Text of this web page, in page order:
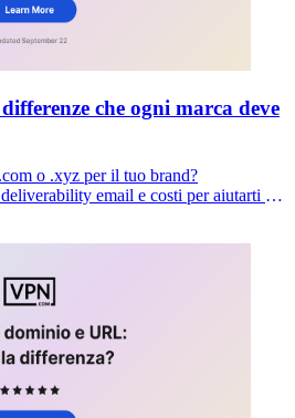
che ogni marca deve
o .xyz per il tuo brand?
email e costi per aiutarti a